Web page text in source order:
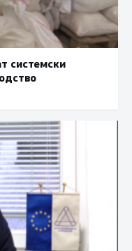
системски